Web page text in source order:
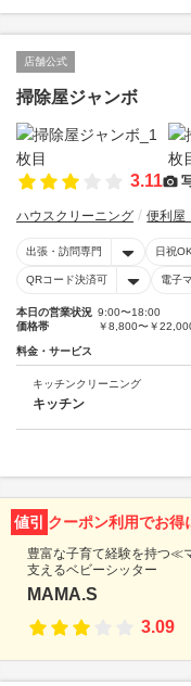
店舗公式
掃除屋ジャンボ
3.11
ハウスクリーニング 便利屋
出張・訪問専門 日祝OK
QRコード決済可 電子
本日の営業状況 9:00〜18:00
価格帯
￥8,800〜￥
料金・サービス
キッチンクリーニング
キッチン
値引 クーポン利用でお得
豊富な子育て経験を持つ≪
支えるベビーシッター
MAMA.S
3.09